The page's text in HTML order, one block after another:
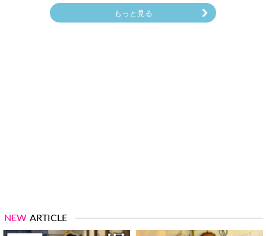
もっと見る
NEW ARTICLE